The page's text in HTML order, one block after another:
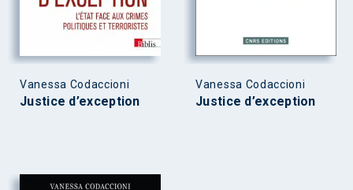
Vanessa Codaccioni
Justice d’exception
Vanessa Codaccioni
Justice d’exception